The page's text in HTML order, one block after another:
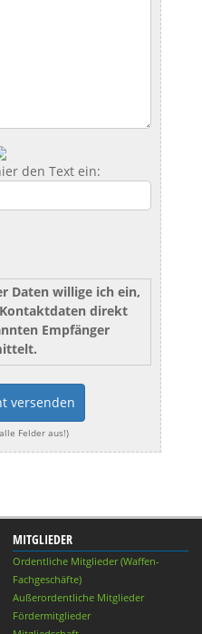
den Text ein:
Daten willige ich ein,
direkt
Empfänger
Felder aus!)
MITGLIEDER
Ordentliche Mitglieder (Waffen-
Fachgeschäfte)
Außerordentliche Mitglieder
Fördermitglieder